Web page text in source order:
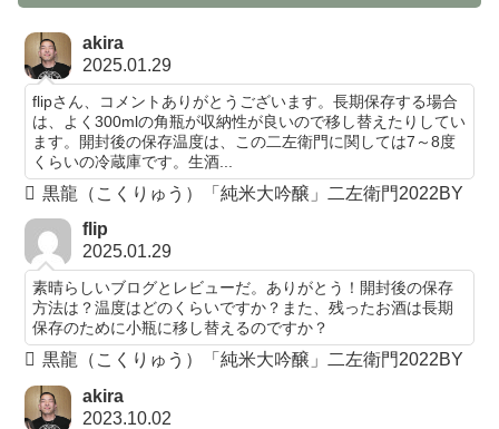
akira
2025.01.29
flipさん、コメントありがとうございます。長期保存する場合
は、よく300mlの角瓶が収納性が良いので移し替えたりしてい
ます。開封後の保存温度は、この二左衛門に関しては7～8度
くらいの冷蔵庫です。生酒...
黒龍（こくりゅう）「純米大吟醸」二左衛門2022BY
flip
2025.01.29
素晴らしいブログとレビューだ。ありがとう！開封後の保存
方法は？温度はどのくらいですか？また、残ったお酒は長期
保存のために小瓶に移し替えるのですか？
黒龍（こくりゅう）「純米大吟醸」二左衛門2022BY
akira
2023.10.02